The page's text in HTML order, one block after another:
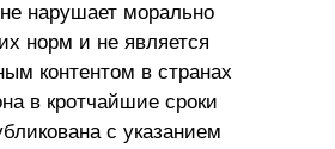
нарушает морально
норм и не является
контентом в странах
в кротчайшие сроки
с указанием